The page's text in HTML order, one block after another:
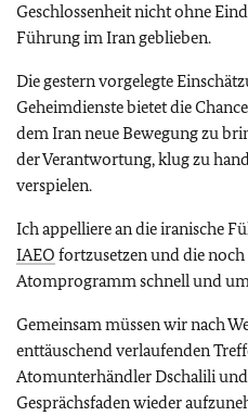
Geschlossenheit nicht ohne
Führung im Iran geblieben.
Die gestern vorgelegte
Geheimdienste bietet die
dem Iran neue Bewegung zu
der Verantwortung, klug zu
verspielen.
Ich appelliere an die iranische
IAEO fortzusetzen und die
Atomprogramm schnell und
Gemeinsam müssen wir nach
enttäuschend verlaufenden
Atomunterhändler Dschalili und
Gesprächsfaden wieder